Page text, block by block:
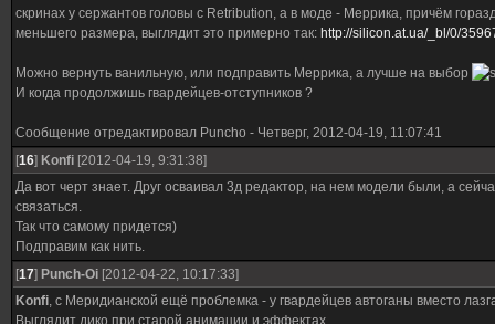
скринах у сержантов головы с Retribution, а в моде - Меррика, причём
меньшего размера, выглядит это примерно так: http://silicon.at.ua/_bl/0/
Можно вернуть ванильную, или подправить Меррика, а лучше на выбор
И когда продолжишь гвардейцев-отступников ?
Сообщение отредактировал Puncho - Четверг, 2012-04-19, 11:07:41
[16] Konfi [2012-04-19, 9:31:38]
Да вот черт знает. Друг осваивал 3д редактор, на нем модели были, а
связаться.
Так что самому придется)
Подправим как нить.
[17] Punch-Oi [2012-04-22, 10:17:33]
Konfi, с Меридианской ещё проблемка - у гвардейцев автоганы вместо
Выглядит дико при старой анимации и эффектах.